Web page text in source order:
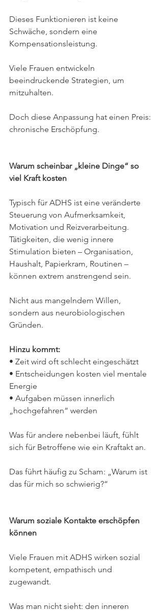
Dieses Funktionieren ist keine
Schwäche, sondern eine
Kompensationsleistung.
Viele Frauen entwickeln
beeindruckende Strategien, um
mitzuhalten.
Doch diese Anpassung hat einen Preis:
chronische Erschöpfung.
Warum scheinbar „kleine Dinge“ so
viel Kraft kosten
Typisch für ADHS ist eine veränderte
Steuerung von Aufmerksamkeit,
Motivation und Reizverarbeitung.
Tätigkeiten, die wenig innere
Stimulation bieten – Organisation,
Haushalt, Papierkram, Routinen –
können extrem anstrengend sein.
Nicht aus mangelndem Willen,
sondern aus neurobiologischen
Gründen.
Hinzu kommt:
• Zeit wird oft schlecht eingeschätzt
• Entscheidungen kosten viel mentale
Energie
• Aufgaben müssen innerlich
„hochgefahren“ werden
Was für andere nebenbei läuft, fühlt
sich für Betroffene wie ein Kraftakt an.
Das führt häufig zu Scham: „Warum ist
das für mich so schwierig?“
Warum soziale Kontakte erschöpfen
können
Viele Frauen mit ADHS wirken sozial
kompetent, empathisch und
zugewandt.
Was man nicht sieht: den inneren